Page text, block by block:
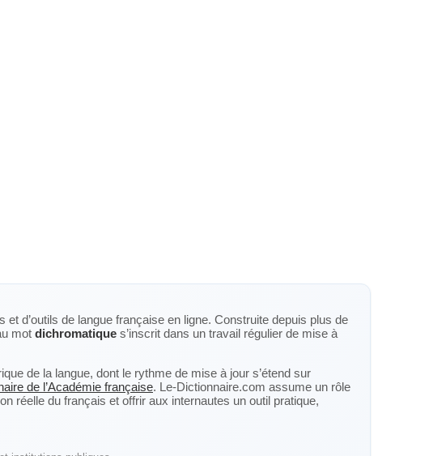
et d’outils de langue française en ligne. Construite depuis plus de
mot dichromatique s’inscrit dans un travail régulier de mise à
de la langue, dont le rythme de mise à jour s’étend sur
de l’Académie française. Le-Dictionnaire.com assume un rôle
réelle du français et offrir aux internautes un outil pratique,